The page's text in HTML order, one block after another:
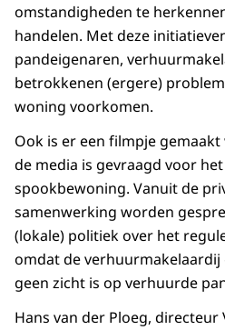
omstandigheden te
handelen. Met deze
pandeigenaren,
betrokkenen (ergere)
woning voorkomen.
Ook is er een filmpje
de media is gevraagd voor
spookbewoning. Vanuit de
samenwerking worden
(lokale) politiek over het
omdat de verhuurmakelaardij
geen zicht is op verhuurde
Hans van der Ploeg, directeur